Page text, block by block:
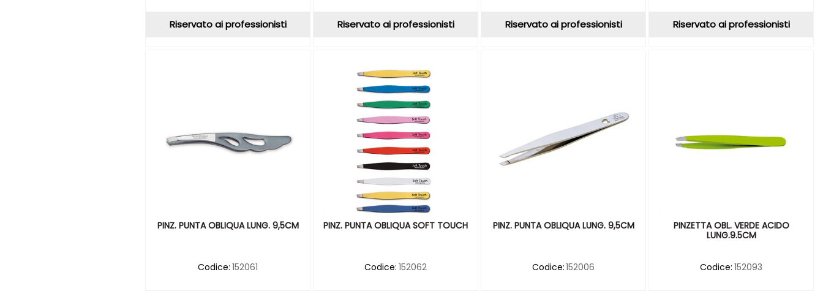
Riservato ai professionisti Riservato ai professionisti Riservato ai professionisti Riservato ai professionisti
PINZ. PUNTA OBLIQUA LUNG. 9,5CM
Codice: 152061
PINZ. PUNTA OBLIQUA SOFT TOUCH
Codice: 152062
PINZ. PUNTA OBLIQUA LUNG. 9,5CM
Codice:152006
PINZETTA OBL. VERDE ACIDO
LUNG.9.5CM
Codice: 152093